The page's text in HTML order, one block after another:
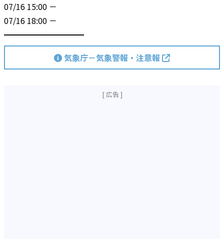
07/16 15:00 －
07/16 18:00 －
━━━━━━━━━━
気象庁－気象警報・注意報